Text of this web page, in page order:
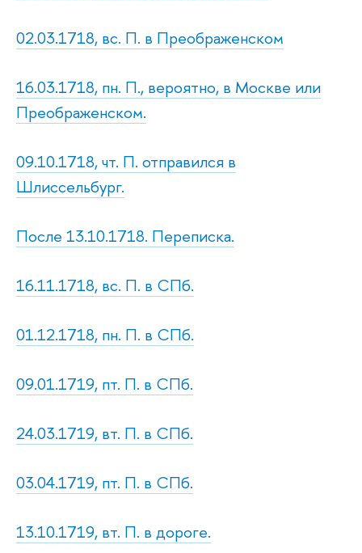
02.03.1718, вс. П. в Преображенском
16.03.1718, пн. П., вероятно, в Москве или
Преображенском.
09.10.1718, чт. П. отправился в
Шлиссельбург.
После 13.10.1718. Переписка.
16.11.1718, вс. П. в СПб.
01.12.1718, пн. П. в СПб.
09.01.1719, пт. П. в СПб.
24.03.1719, вт. П. в СПб.
03.04.1719, пт. П. в СПб.
13.10.1719, вт. П. в дороге.